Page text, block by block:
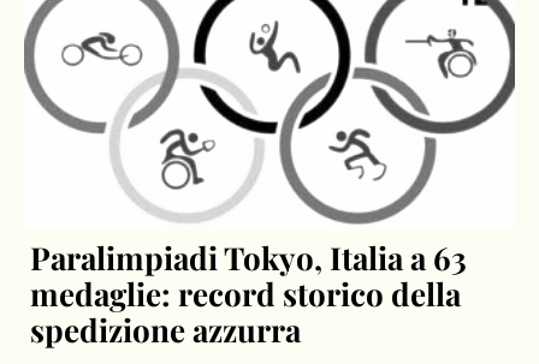
Paralimpiadi Tokyo, Italia a 63
medaglie: record storico della
spedizione azzurra